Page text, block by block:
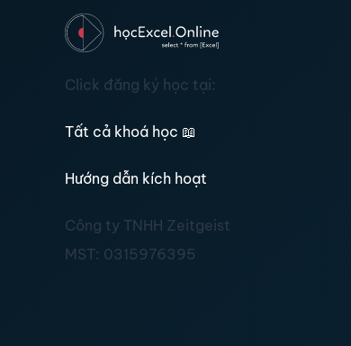
Click đăng ký học tại:
Tất cả khoá học 📖
Hướng dẫn kích hoạt
Công ty TNHH Zeitgeist
MST: 0315976395